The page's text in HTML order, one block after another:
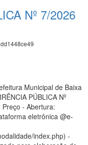
Nº 7/2026
Municipal de Baixa
PÚBLICA Nº
- Abertura:
eletrônica @e-
index.php) -